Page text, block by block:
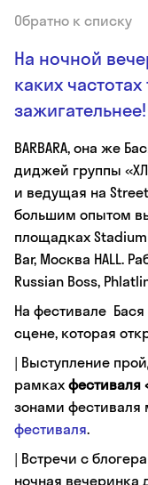
На ночной
каких
зажигательнее!
BARBARA, она же
диджей группы
и ведущая на
большим опытом
площадках Stadium
Bar, Москва HALL.
Russian Boss,
На фестивале Бася
сцене, которая
| Выступление
рамках фестиваля
зонами фестиваля
фестиваля.
| Встречи с
ночная вечеринка
Обратно к списку